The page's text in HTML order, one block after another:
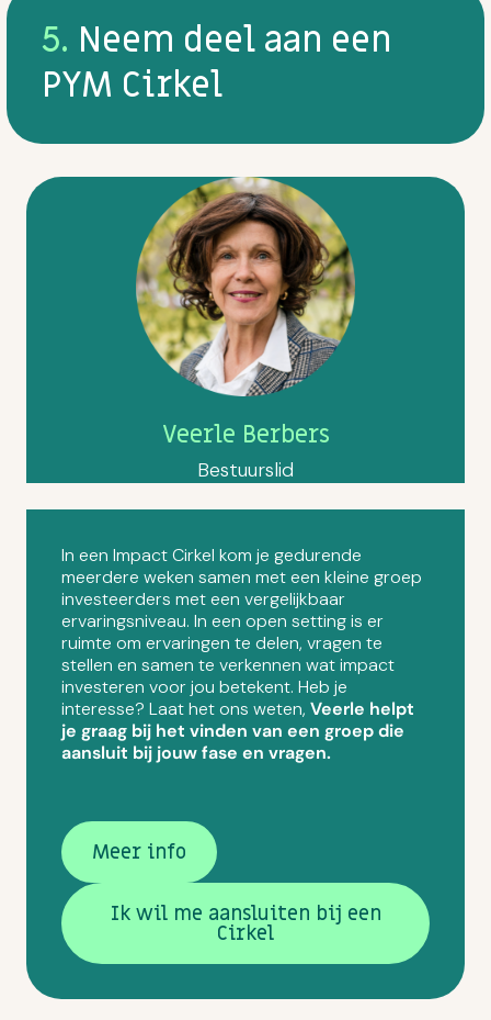
5. Neem deel aan een
PYM Cirkel
In een Impact Cirkel kom je gedurende
meerdere weken samen met een kleine groep
investeerders met een vergelijkbaar
ervaringsniveau. In een open setting is er
ruimte om ervaringen te delen, vragen te
stellen en samen te verkennen wat impact
investeren voor jou betekent. Heb je
interesse? Laat het ons weten, Veerle helpt
je graag bij het vinden van een groep die
aansluit bij jouw fase en vragen.
Meer info
Ik wil me aansluiten bij een
Cirkel
Veerle Berbers
Bestuurslid